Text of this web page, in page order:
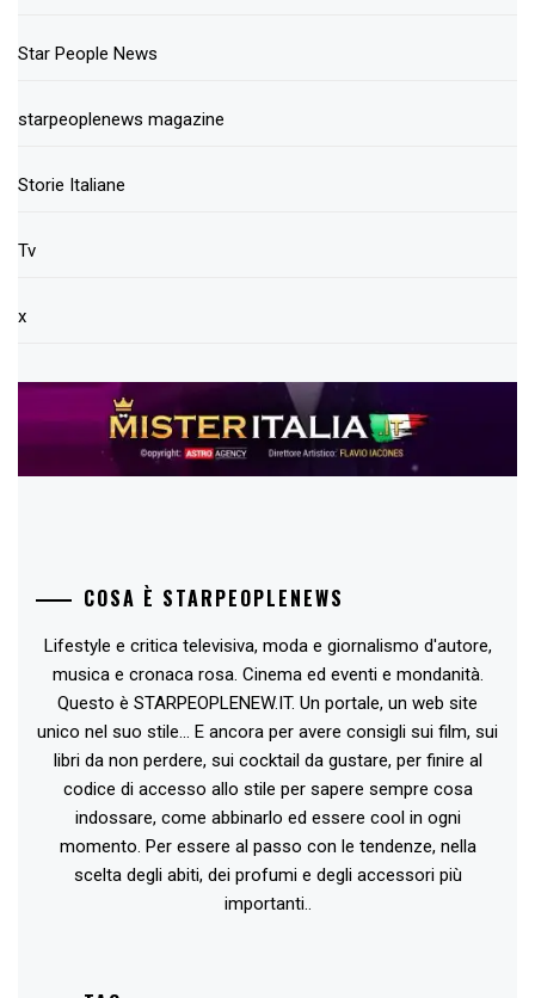
Star People News
starpeoplenews magazine
Storie Italiane
Tv
x
COSA È STARPEOPLENEWS
Lifestyle e critica televisiva, moda e giornalismo d'autore,
musica e cronaca rosa. Cinema ed eventi e mondanità.
Questo è STARPEOPLENEW.IT. Un portale, un web site
unico nel suo stile... E ancora per avere consigli sui film, sui
libri da non perdere, sui cocktail da gustare, per finire al
codice di accesso allo stile per sapere sempre cosa
indossare, come abbinarlo ed essere cool in ogni
momento. Per essere al passo con le tendenze, nella
scelta degli abiti, dei profumi e degli accessori più
importanti..